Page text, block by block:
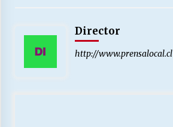
Director
http://www.prensalocal.cl